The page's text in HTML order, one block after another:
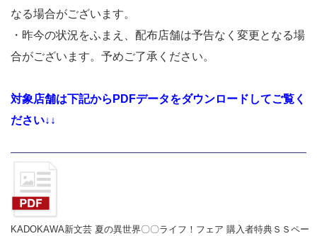
なる場合がございます。
・昨今の状況をふまえ、配布店舗は予告なく変更となる場
合がございます。予めご了承ください。
対象店舗は下記からPDFデータをダウンロードしてご覧く
ださい↓↓
KADOKAWA新文芸 夏の異世界〇〇ライフ！フェア 購入者特典ＳＳペー